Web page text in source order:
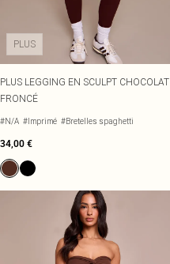
PLUS
PLUS LEGGING EN SCULPT CHOCOLAT
FRONCÉ
#N/A #Imprimé #Bretelles spaghetti
34,00 €